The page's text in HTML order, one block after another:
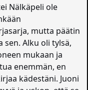
Nälkäpeli ole
mutta päätin
sen. Alku oli tylsä,
mukaan ja
enemmän, en
kädestäni. Juoni